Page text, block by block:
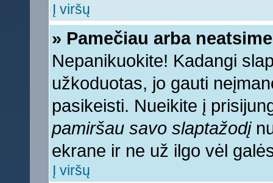
Į viršų
» Pamečiau arba
Nepanikuokite! Kadangi
užkoduotas, jo gauti
pasikeisti. Nueikite į
pamiršau savo slaptažodį
ekrane ir ne už ilgo vėl
Į viršų